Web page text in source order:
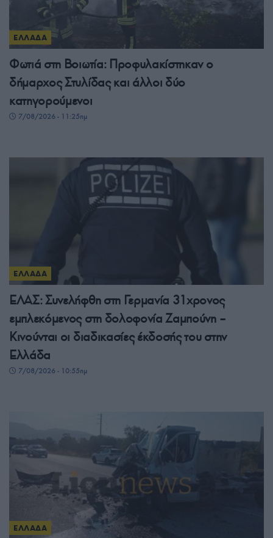
ΕΛΛΑΔΑ
Φωτιά στη Βοιωτία: Προφυλακίστηκαν ο
δήμαρχος Στυλίδας και άλλοι δύο
κατηγορούμενοι
7/08/2026 - 11:25πμ
ΕΛΛΑΔΑ
ΕΛΑΣ: Συνελήφθη στη Γερμανία 31χρονος
εμπλεκόμενος στη δολοφονία Ζαμπούνη –
Κινούνται οι διαδικασίες έκδοσής του στην
Ελλάδα
7/08/2026 - 10:55πμ
ΕΛΛΑΔΑ